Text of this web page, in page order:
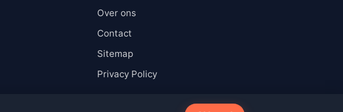
Over ons
Contact
Sitemap
Privacy Policy